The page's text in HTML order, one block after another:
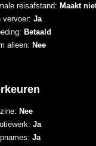
reisafstand: Maakt
vervoer: Ja
Betaald
alleen: Nee
Nee
Ja
Ja